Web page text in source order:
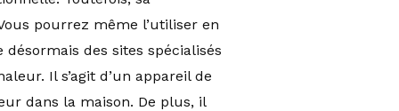
pourrez même l’utiliser en
désormais des sites spécialisés
Il s’agit d’un appareil de
dans la maison. De plus, il